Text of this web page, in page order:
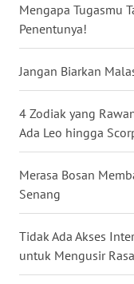
Mengapa Tugasmu
Penentunya!
Jangan Biarkan
4 Zodiak yang
Ada Leo hingga
Merasa Bosan
Senang
Tidak Ada Akses
untuk Mengusir
JABAR
BANTEN
NTT
WN